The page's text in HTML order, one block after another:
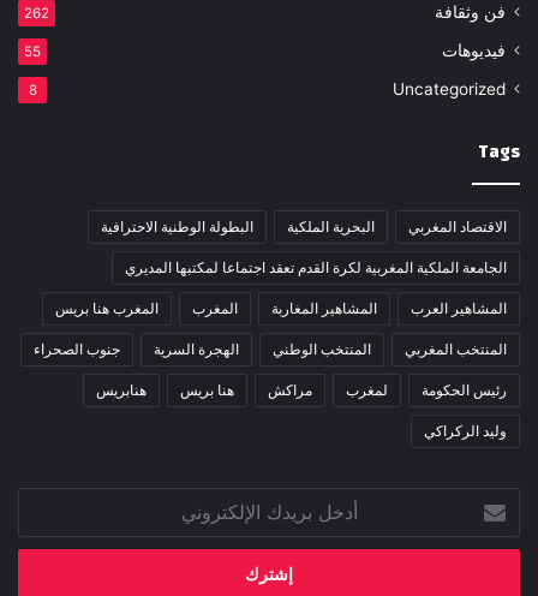
فن وثقافة 262
فيديوهات 55
Uncategorized
8
Tags
الاقتصاد المغربي البحرية الملكية البطولة الوطنية الاحترافية
الجامعة الملكية المغربية لكرة القدم تعقد اجتماعا لمكتبها المديري
المشاهير العرب المشاهير المغاربة المغرب المغرب هنا بريس
المنتخب المغربي المنتخب الوطني الهجرة السرية جنوب الصحراء
رئيس الحكومة لمغرب مراكش هنا بريس هنابريس
وليد الركراكي
أدخل
بريدك
الإلكتروني